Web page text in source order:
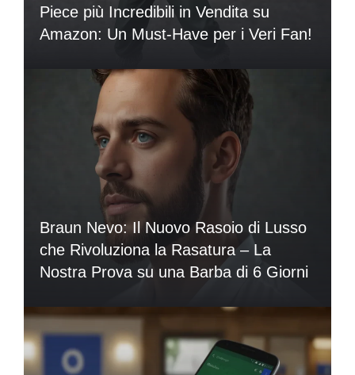
Piece più Incredibili in Vendita su
Amazon: Un Must-Have per i Veri Fan!
Braun Nevo: Il Nuovo Rasoio di Lusso
che Rivoluziona la Rasatura – La
Nostra Prova su una Barba di 6 Giorni